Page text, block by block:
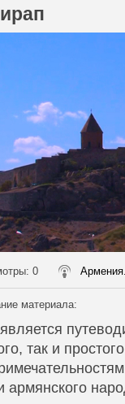
: 0
материала:
так и
армянского